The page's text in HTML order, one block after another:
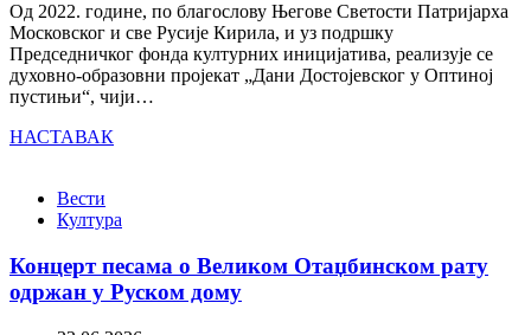
Од 2022. године, по благослову Његове Светости Патријарха
Московског и све Русије Кирила, и уз подршку
Председничког фонда културних иницијатива, реализује се
духовно-образовни пројекат „Дани Достојевског у Оптиној
пустињи“, чији…
НАСТАВАК
Вести
Култура
Концерт песама о Великом Отаџбинском рату
одржан у Руском дому